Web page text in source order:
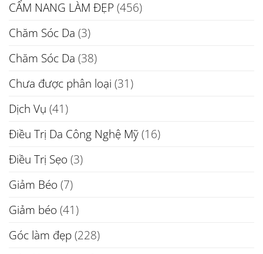
CẨM NANG LÀM ĐẸP (456)
Chăm Sóc Da (3)
Chăm Sóc Da (38)
Chưa được phân loại (31)
Dịch Vụ (41)
Điều Trị Da Công Nghệ Mỹ(16)
Điều Trị Sẹo (3)
Giảm Béo (7)
Giảm béo (41)
Góc làm đẹp(228)